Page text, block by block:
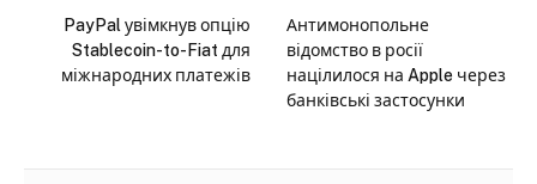
PayPal увімкнув опцію
Stablecoin-to-Fiat для
міжнародних платежів
Антимонопольне
відомство в росії
націлилося на Apple через
банківські застосунки